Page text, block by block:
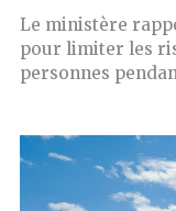
Le ministère
pour limiter les
personnes